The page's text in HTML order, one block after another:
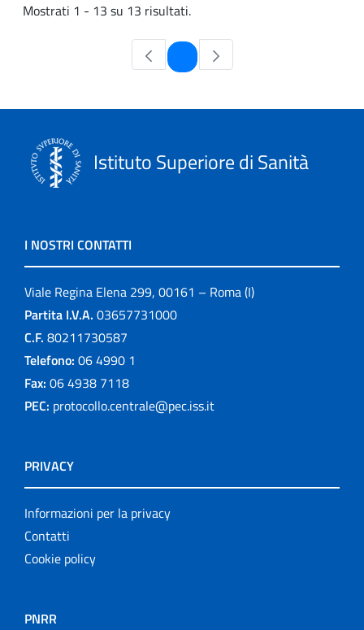
Mostrati 1 - 13 su 13 risultati.
Pagina
Istituto Superiore di Sanità
I NOSTRI CONTATTI
Viale Regina Elena 299, 00161 – Roma (I)
Partita I.V.A. 03657731000
C.F. 80211730587
Telefono: 06 4990 1
Fax: 06 4938 7118
PEC: protocollo.centrale@pec.iss.it
PRIVACY
Informazioni per la privacy
Contatti
Cookie policy
PNRR